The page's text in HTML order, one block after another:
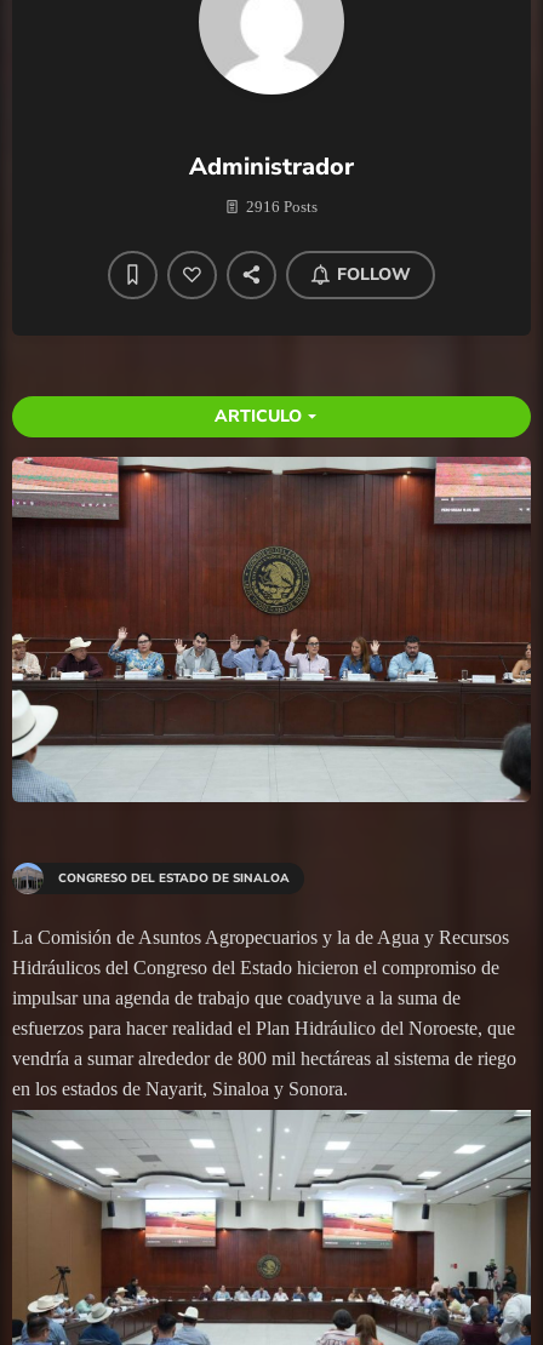
Administrador
2916 Posts
FOLLOW
ARTICULO arrow_drop_down
CONGRESO DEL ESTADO DE SINALOA
La Comisión de Asuntos Agropecuarios y la de Agua y Recursos
Hidráulicos del Congreso del Estado hicieron el compromiso de
impulsar una agenda de trabajo que coadyuve a la suma de
esfuerzos para hacer realidad el Plan Hidráulico del Noroeste, que
vendría a sumar alrededor de 800 mil hectáreas al sistema de riego
en los estados de Nayarit, Sinaloa y Sonora.